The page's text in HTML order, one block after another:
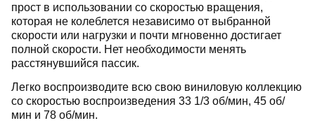
прост в использовании со скоростью вращения,
которая не колеблется независимо от выбранной
скорости или нагрузки и почти мгновенно достигает
полной скорости. Нет необходимости менять
расстянувшийся пассик.
Легко воспроизводите всю свою виниловую коллекцию
со скоростью воспроизведения 33 1/3 об/мин, 45 об/
мин и 78 об/мин.